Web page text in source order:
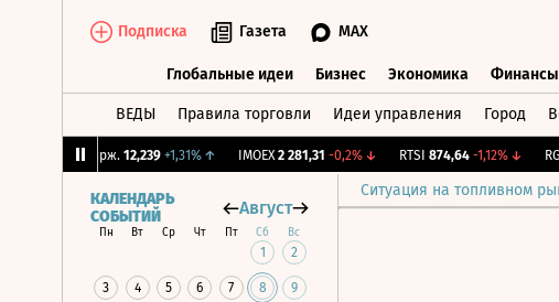
Подписка Газета MAX
Глобальные идеи Бизнес Экономика Финансы
ВЕДЫ Правила торговли Идеи управления Город
CNY Бирж. 12,239 +1,31%↑ IMOEX 2 281,31 -0,2%↓ RTSI 874,64 -1,12%↓
Ситуация на топливном
КАЛЕНДАРЬ
СОБЫТИЙ
Август
Пн Вт Ср Чт Пт Сб Вс
1 2
3 4 5 6 7 8 9